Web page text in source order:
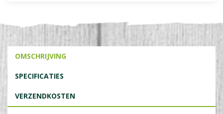
OMSCHRIJVING
SPECIFICATIES
VERZENDKOSTEN